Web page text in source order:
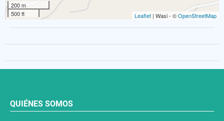
200 m
500 ft
Leaflet | Wasi - ©OpenStreetMap
QUIÉNES SOMOS